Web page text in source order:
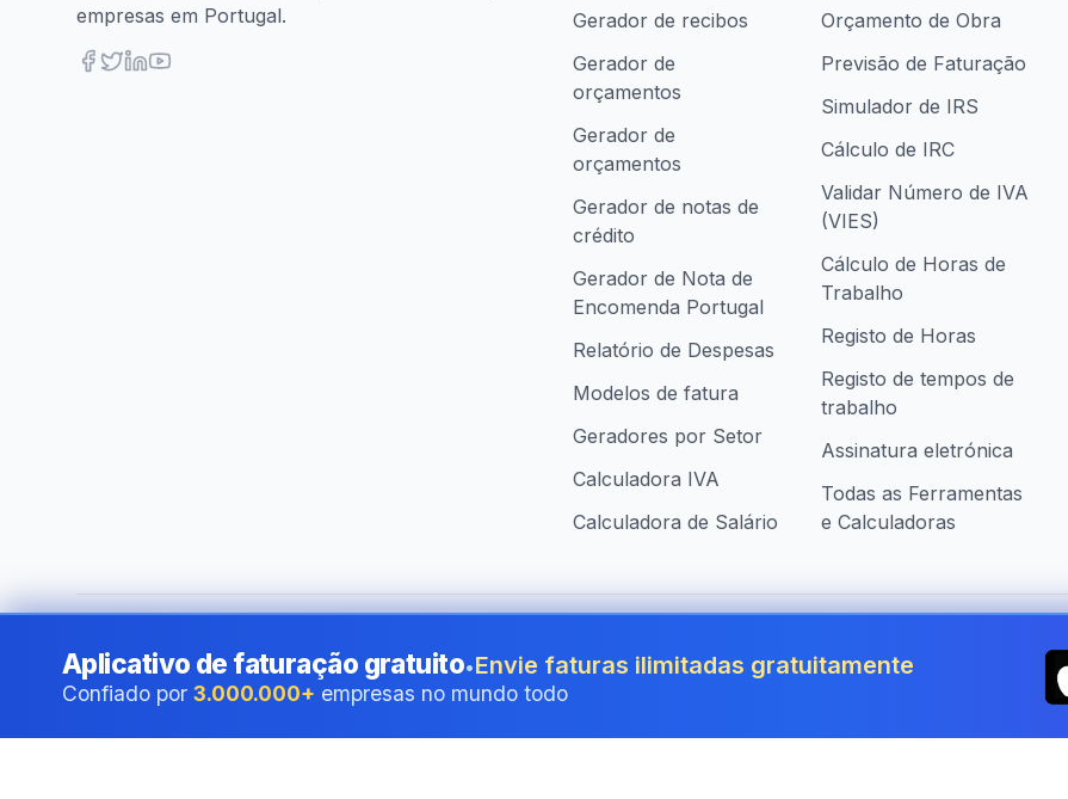
empresas em Portugal.
Gerador de recibos
Gerador de
orçamentos
Gerador de
orçamentos
Gerador de notas de
crédito
Gerador de Nota de
Encomenda Portugal
Relatório de Despesas
Modelos de fatura
Geradores por Setor
Calculadora IVA
Calculadora de Salário
Orçamento de Obra
Previsão de Faturação
Simulador de IRS
Cálculo de IRC
Validar Número de IVA
(VIES)
Cálculo de Horas de
Trabalho
Registo de Horas
Registo de tempos de
trabalho
Assinatura eletrónica
Todas as Ferramentas
e Calculadoras
©2026i24 Limited. All rights reserved.•Ao serviço das empresas em Portugal
Aplicativo de faturação gratuito•Envie faturas ilimitadas gratuitamente
Confiado por 3.000.000+ empresas no mundo todo